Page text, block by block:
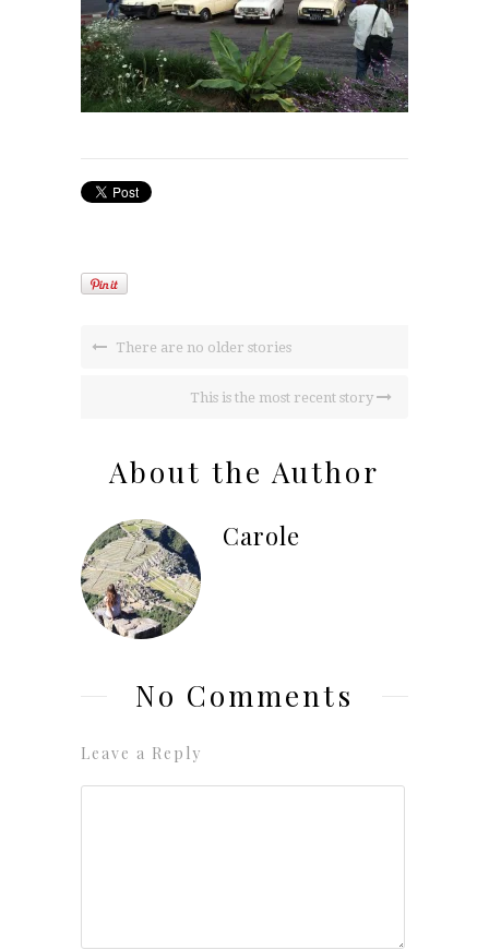
There are no older stories
This is the most recent story
About the Author
Carole
No Comments
Leave a Reply